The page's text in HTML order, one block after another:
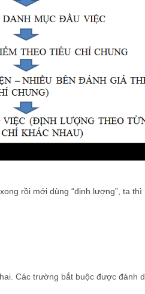
rồi mới dùng “định lượng”, ta
Các trường bắt buộc được đánh